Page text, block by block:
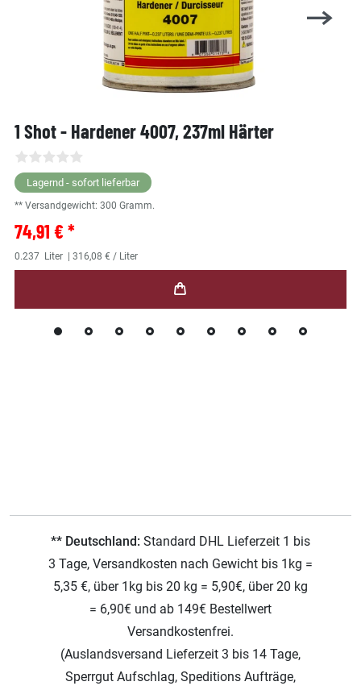
1 Shot - Hardener 4007, 237ml Härter
Lagernd - sofort lieferbar
** Versandgewicht: 300 Gramm.
74,91 € *
0.237 Liter | 316,08 € / Liter
** Deutschland: Standard DHL Lieferzeit 1 bis
3 Tage, Versandkosten nach Gewicht bis 1kg =
5,35 €, über 1kg bis 20 kg = 5,90€, über 20 kg
= 6,90€ und ab 149€ Bestellwert
Versandkostenfrei.
(Auslandsversand Lieferzeit 3 bis 14 Tage,
Sperrgut Aufschlag, Speditions Aufträge,